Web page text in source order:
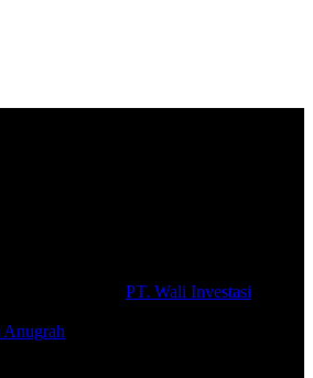
PT. Wali Investasi
Anugrah